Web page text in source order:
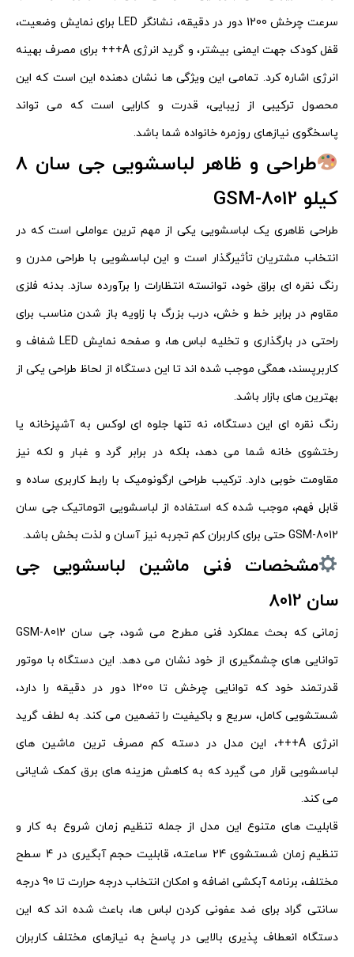
سرعت چرخش 1200 دور در دقیقه، نشانگر LED برای نمایش وضعیت،
قفل کودک جهت ایمنی بیشتر، و گرید انرژی A+++ برای مصرف بهینه
انرژی اشاره کرد. تمامی این ویژگی‌ ها نشان‌ دهنده این است که این
محصول ترکیبی از زیبایی، قدرت و کارایی است که می‌ تواند
پاسخگوی نیازهای روزمره خانواده شما باشد.
طراحی و ظاهر لباسشویی جی سان 8
کیلو GSM-8012
طراحی ظاهری یک لباسشویی یکی از مهم‌ ترین عواملی است که در
انتخاب مشتریان تأثیرگذار است و این لباسشویی با طراحی مدرن و
رنگ نقره‌ ای براق خود، توانسته انتظارات را برآورده سازد. بدنه فلزی
مقاوم در برابر خط و خش، درب بزرگ با زاویه باز شدن مناسب برای
راحتی در بارگذاری و تخلیه لباس‌ ها، و صفحه نمایش LED شفاف و
کاربرپسند، همگی موجب شده‌ اند تا این دستگاه از لحاظ طراحی یکی از
بهترین‌ های بازار باشد.
رنگ نقره‌ ای این دستگاه، نه‌ تنها جلوه‌ ای لوکس به آشپزخانه یا
رختشوی‌ خانه شما می‌ دهد، بلکه در برابر گرد و غبار و لکه نیز
مقاومت خوبی دارد. ترکیب طراحی ارگونومیک با رابط کاربری ساده و
قابل فهم، موجب شده که استفاده از لباسشویی اتوماتیک جی سان
GSM-8012 حتی برای کاربران کم‌ تجربه نیز آسان و لذت‌ بخش باشد.
مشخصات فنی ماشین لباسشویی جی
سان 8012
زمانی که بحث عملکرد فنی مطرح می‌ شود، جی سان GSM-8012
توانایی‌ های چشمگیری از خود نشان می‌ دهد. این دستگاه با موتور
قدرتمند خود که توانایی چرخش تا 1200 دور در دقیقه را دارد،
شستشویی کامل، سریع و باکیفیت را تضمین می‌ کند. به لطف گرید
انرژی A+++، این مدل در دسته کم‌ مصرف‌ ترین ماشین‌ های
لباسشویی قرار می‌ گیرد که به کاهش هزینه‌ های برق کمک شایانی
می‌ کند.
قابلیت‌ های متنوع این مدل از جمله تنظیم زمان شروع به کار و
تنظیم زمان شستشوی 24 ساعته، قابلیت حجم آبگیری در 4 سطح
مختلف، برنامه آبکشی اضافه و امکان انتخاب درجه حرارت تا 90 درجه
سانتی‌ گراد برای ضد عفونی کردن لباس‌ ها، باعث شده‌ اند که این
دستگاه انعطاف‌ پذیری بالایی در پاسخ به نیازهای مختلف کاربران